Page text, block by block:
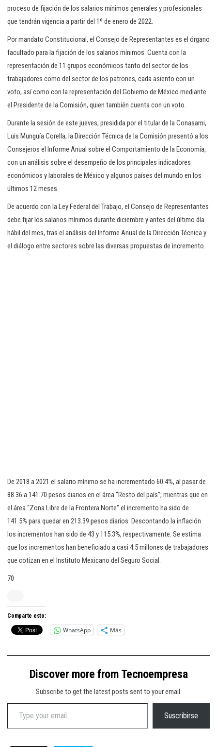
proceso de fijación de los salarios mínimos generales y profesionales
que tendrán vigencia a partir del 1º de enero de 2022.
Por mandato Constitucional, el Consejo de Representantes es el órgano
facultado para la fijación de los salarios mínimos. Cuenta con la
representación de 11 grupos económicos tanto del sector de los
trabajadores como del sector de los patrones, cada asiento con un
voto, así como con la representación del Gobierno de México mediante
el Presidente de la Comisión, quien también cuenta con un voto.
Durante la sesión de este jueves, presidida por el titular de la Conasami,
Luis Munguía Corella, la Dirección Técnica de la Comisión presentó a los
Consejeros el Informe Anual sobre el Comportamiento de la Economía,
con un análisis sobre el desempeño de los principales indicadores
económicos y laborales de México y algunos países del mundo en los
últimos 12 meses.
De acuerdo con la Ley Federal del Trabajo, el Consejo de Representantes
debe fijar los salarios mínimos durante diciembre y antes del último día
hábil del mes, tras el análisis del Informe Anual de la Dirección Técnica y
el diálogo entre sectores sobre las diversas propuestas de incremento.
De 2018 a 2021 el salario mínimo se ha incrementado 60.4%, al pasar de
88.36 a 141.70 pesos diarios en el área “Resto del país”; mientras que en
el área “Zona Libre de la Frontera Norte” el incremento ha sido de
141.5% para quedar en 213.39 pesos diarios. Descontando la inflación
los incrementos han sido de 43 y 115.3%, respectivamente. Se estima
que los incrementos han beneficiado a casi 4.5 millones de trabajadores
que cotizan en el Instituto Mexicano del Seguro Social.
70
Comparte esto:
WhatsApp Más
Discover more from Tecnoempresa
Subscribe to get the latest posts sent to your email.
Type your email…
Suscribirse